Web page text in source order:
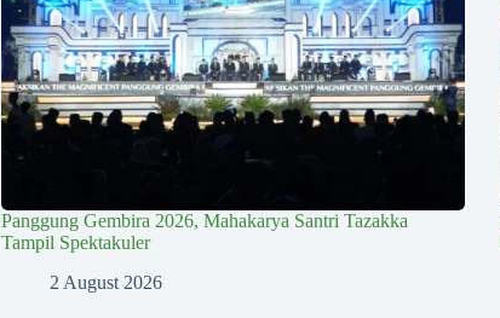
Panggung Gembira 2026, Mahakarya Santri Tazakka
Tampil Spektakuler
2 August 2026